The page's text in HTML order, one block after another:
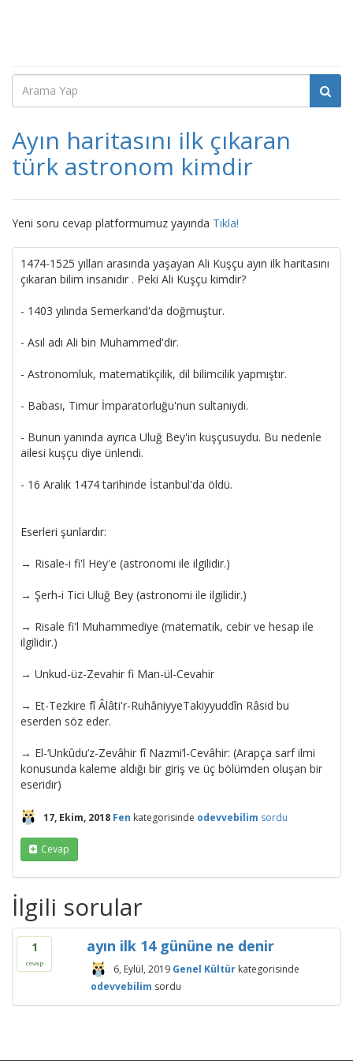
Ayın haritasını ilk çıkaran
türk astronom kimdir
Yeni soru cevap platformumuz yayında Tıkla!
1474-1525 yılları arasında yaşayan Ali Kuşçu ayın ilk haritasını
çıkaran bilim insanıdır . Peki Ali Kuşçu kimdir?
- 1403 yılında Semerkand'da doğmuştur.
- Asıl adı Ali bin Muhammed'dir.
- Astronomluk, matematikçilik, dil bilimcilik yapmıştır.
- Babası, Timur İmparatorluğu'nun sultanıydı.
- Bunun yanında ayrıca Uluğ Bey'in kuşçusuydu. Bu nedenle
ailesi kuşçu diye ünlendi.
- 16 Aralık 1474 tarihinde İstanbul'da öldü.
Eserleri şunlardır:
→ Risale-i fi'l Hey'e (astronomi ile ilgilidir.)
→ Şerh-i Tici Uluğ Bey (astronomi ile ilgilidir.)
→ Risale fi'l Muhammediye (matematik, cebir ve hesap ile
ilgilidir.)
→ Unkud-üz-Zevahir fi Man-ül-Cevahir
→ Et-Tezkire fî Âlâti'r-RuhâniyyeTakiyyuddîn Râsid bu
eserden söz eder.
→ El-‘Unkûdu’z-Zevâhir fî Nazmi’l-Cevâhir: (Arapça sarf ilmi
konusunda kaleme aldığı bir giriş ve üç bölümden oluşan bir
eseridir)
17, Ekim, 2018 Fen kategorisinde odevvebilim sordu
Cevap
İlgili sorular
1
cevap
ayın ilk 14 gününe ne denir
6, Eylül, 2019 Genel Kültürkategorisinde
odevvebilim sordu